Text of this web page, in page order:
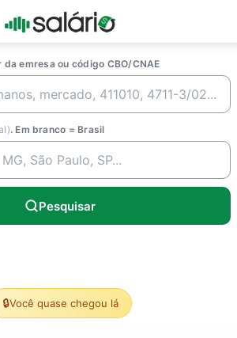
emresa ou código CBO/CNAE
. Em branco = Brasil
Pesquisar
🔒Você quase chegou lá